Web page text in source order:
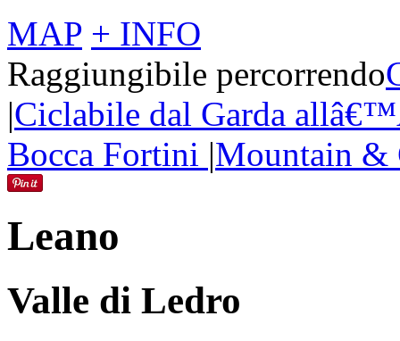
MAP + INFO
Raggiungibile percorrendo
|Ciclabile dal Garda
Bocca Fortini |Mountain &
Leano
Valle di Ledro